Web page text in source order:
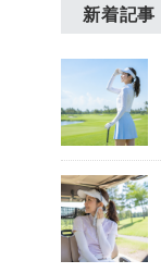
新着記事